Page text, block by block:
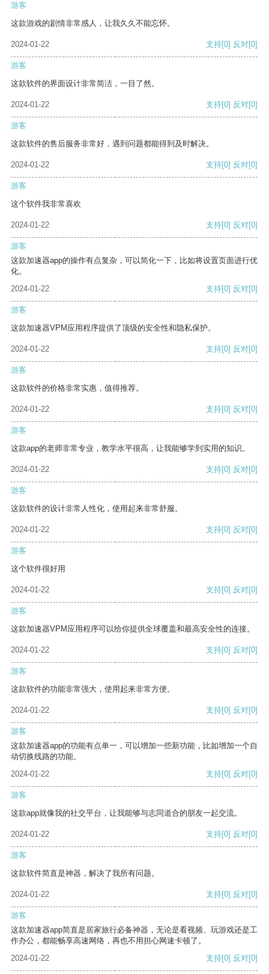
游客
这款游戏的剧情非常感人，让我久久不能忘怀。
2024-01-22 支持[0] 反对[0]
游客
这款软件的界面设计非常简洁，一目了然。
2024-01-22 支持[0] 反对[0]
游客
这款软件的售后服务非常好，遇到问题都能得到及时解决。
2024-01-22 支持[0] 反对[0]
游客
这个软件我非常喜欢
2024-01-22 支持[0] 反对[0]
游客
这款加速器app的操作有点复杂，可以简化一下，比如将设置页面进行优
化。
2024-01-22
支持[0] 反对[0]
游客
这款加速器VPM应用程序提供了顶级的安全性和隐私保护。
2024-01-22 支持[0] 反对[0]
游客
这款软件的价格非常实惠，值得推荐。
2024-01-22 支持[0] 反对[0]
游客
这款app的老师非常专业，教学水平很高，让我能够学到实用的知识。
2024-01-22 支持[0] 反对[0]
游客
这款软件的设计非常人性化，使用起来非常舒服。
2024-01-22 支持[0] 反对[0]
游客
这个软件很好用
2024-01-22 支持[0] 反对[0]
游客
这款加速器VPM应用程序可以给你提供全球覆盖和最高安全性的连接。
2024-01-22 支持[0] 反对[0]
游客
这款软件的功能非常强大，使用起来非常方便。
2024-01-22 支持[0] 反对[0]
游客
这款加速器app的功能有点单一，可以增加一些新功能，比如增加一个自
动切换线路的功能。
2024-01-22
支持[0] 反对[0]
游客
这款app就像我的社交平台，让我能够与志同道合的朋友一起交流。
2024-01-22 支持[0] 反对[0]
游客
这款软件简直是神器，解决了我所有问题。
2024-01-22 支持[0] 反对[0]
游客
这款加速器app简直是居家旅行必备神器，无论是看视频、玩游戏还是工
作办公，都能畅享高速网络，再也不用担心网速卡顿了。
2024-01-22
支持[0] 反对[0]